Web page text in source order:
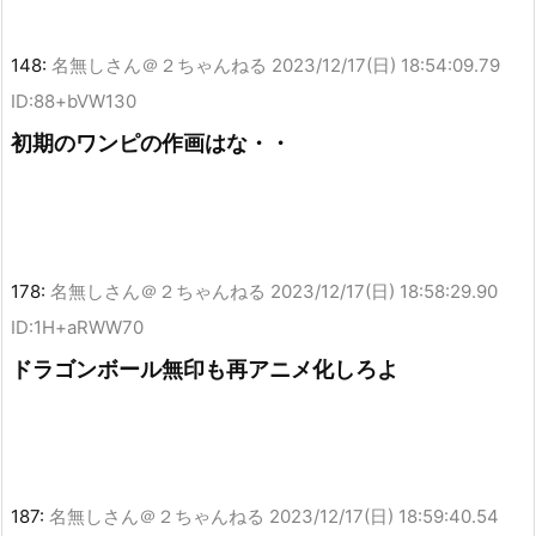
148: 名無しさん＠２ちゃんねる 2023/12/17(日) 18:54:09.79
ID:88+bVW130
初期のワンピの作画はな・・
178: 名無しさん＠２ちゃんねる 2023/12/17(日) 18:58:29.90
ID:1H+aRWW70
ドラゴンボール無印も再アニメ化しろよ
187: 名無しさん＠２ちゃんねる 2023/12/17(日) 18:59:40.54